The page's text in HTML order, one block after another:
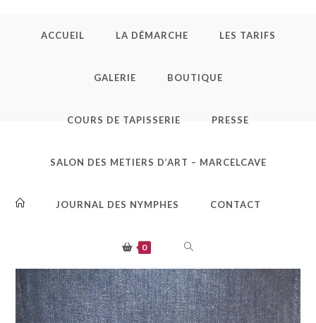
ACCUEIL LA DÉMARCHE LES TARIFS
GALERIE BOUTIQUE
COURS DE TAPISSERIE PRESSE
SALON DES METIERS D’ART – MARCELCAVE
JOURNAL DES NYMPHES CONTACT
0 TOGGLE
WEBSITE